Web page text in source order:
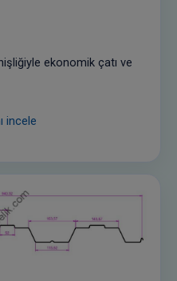
ekonomik çatı ve
incele